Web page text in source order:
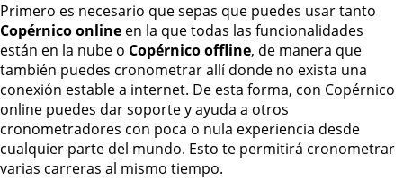
Primero es necesario que sepas que puedes usar tanto
Copérnico online en la que todas las funcionalidades
están en la nube o Copérnico offline, de manera que
también puedes cronometrar allí donde no exista una
conexión estable a internet. De esta forma, con Copérnico
online puedes dar soporte y ayuda a otros
cronometradores con poca o nula experiencia desde
cualquier parte del mundo. Esto te permitirá cronometrar
varias carreras al mismo tiempo.